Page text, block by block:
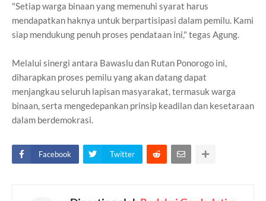
"Setiap warga binaan yang memenuhi syarat harus
mendapatkan haknya untuk berpartisipasi dalam pemilu. Kami
siap mendukung penuh proses pendataan ini," tegas Agung.
Melalui sinergi antara Bawaslu dan Rutan Ponorogo ini,
diharapkan proses pemilu yang akan datang dapat
menjangkau seluruh lapisan masyarakat, termasuk warga
binaan, serta mengedepankan prinsip keadilan dan kesetaraan
dalam berdemokrasi.
Facebook Twitter